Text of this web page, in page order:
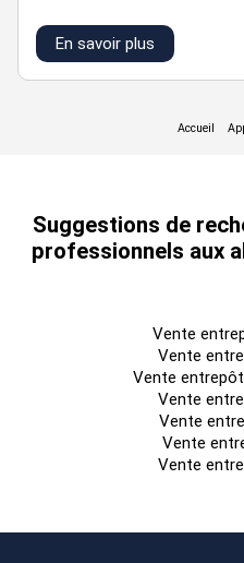
Certifications : BREEAM
ICPE D : 2925-1
Accès routiers : Sortie
Pour toute information
Disponibilité: 12 mois après
En savoir plus
Suggestions de
professionnels aux
Vente
Vente
Vente
Vente
Vente
Vente
Vente